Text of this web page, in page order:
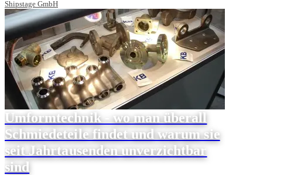
Shipstage GmbH
Umformtechnik - wo man überall
Schmiedeteile findet und warum sie
seit Jahrtausenden unverzichtbar
sind